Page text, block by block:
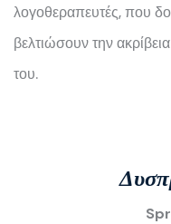
λογοθεραπευτές, που
βελτιώσουν την
του.